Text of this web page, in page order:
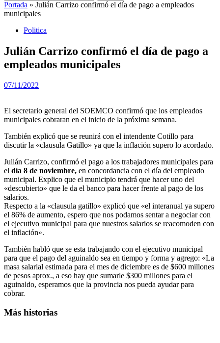
Portada » Julián Carrizo confirmó el día de pago a empleados
municipales
Politica
Julián Carrizo confirmó el día de pago a
empleados municipales
07/11/2022
El secretario general del SOEMCO confirmó que los empleados
municipales cobraran en el inicio de la próxima semana.
También explicó que se reunirá con el intendente Cotillo para
discutir la «clausula Gatillo» ya que la inflación supero lo acordado.
Julián Carrizo, confirmó el pago a los trabajadores municipales para
el día 8 de noviembre, en concordancia con el día del empleado
municipal. Explico que el municipio tendrá que hacer uno del
«descubierto» que le da el banco para hacer frente al pago de los
salarios.
Respecto a la «clausula gatillo» explicó que «el interanual ya supero
el 86% de aumento, espero que nos podamos sentar a negociar con
el ejecutivo municipal para que nuestros salarios se reacomoden con
el inflación».
También habló que se esta trabajando con el ejecutivo municipal
para que el pago del aguinaldo sea en tiempo y forma y agrego: «La
masa salarial estimada para el mes de diciembre es de $600 millones
de pesos aprox., a eso hay que sumarle $300 millones para el
aguinaldo, esperamos que la provincia nos pueda ayudar para
cobrar.
Más historias